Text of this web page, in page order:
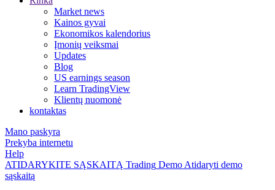
Market news
Kainos gyvai
Ekonomikos kalendorius
Įmonių veiksmai
Updates
Blog
US earnings season
Learn TradingView
Klientų nuomonė
kontaktas
Mano paskyra
Prekyba internetu
Help
ATIDARYKITE SĄSKAITĄ Trading Demo Atidaryti demo
sąskaitą